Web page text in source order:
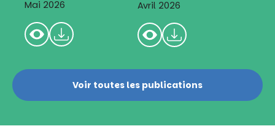
Mai 2026 Avril 2026
Voir toutes les publications